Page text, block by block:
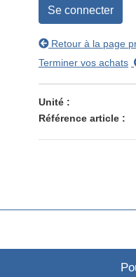
Se connecter
Retour à la page
Terminer vos achats
Unité
Référence article